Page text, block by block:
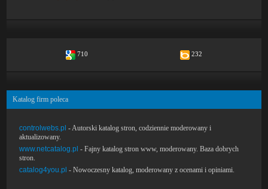
710 232
Katalog firm poleca
controlwebs.pl - Autorski katalog stron, codziennie moderowany i
aktualizowany.
www.netcatalog.pl - Fajny katalog stron www, moderowany. Baza dobrych
stron.
catalog4you.pl - Nowoczesny katalog, moderowany z ocenami i opiniami.